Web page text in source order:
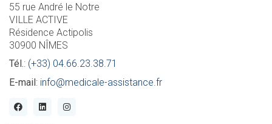
55 rue André le Notre
VILLE ACTIVE
Résidence Actipolis
30900 NÎMES
Tél.: (+33) 04.66.23.38.71
E-mail: info@medicale-assistance.fr